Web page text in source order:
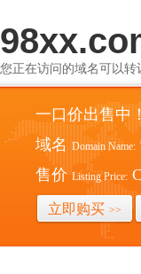
您正在访问的域名可以转
一口价出售中
域名 Domain Name:
售价 Listing Price:
立即购买 >>